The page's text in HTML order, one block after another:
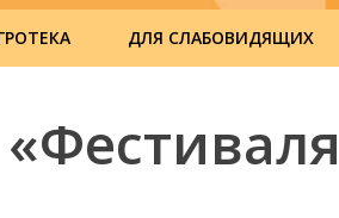
ДЛЯ СЛАБОВИДЯЩИХ